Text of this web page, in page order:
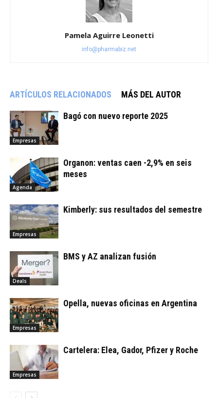
Pamela Aguirre Leonetti
info@pharmabiz.net
ARTÍCULOS RELACIONADOS MÁS DEL AUTOR
Empresas
Bagó con nuevo reporte 2025
Agenda
Organon: ventas caen -2,9% en seis
meses
Empresas
Kimberly: sus resultados del semestre
Deals
BMS y AZ analizan fusión
Empresas
Opella, nuevas oficinas en Argentina
Empresas
Cartelera: Elea, Gador, Pfizer y Roche